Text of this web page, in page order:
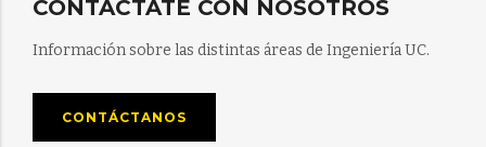
CONTÁCTATE CON NOSOTROS
Información sobre las distintas áreas de Ingeniería UC.
CONTÁCTANOS